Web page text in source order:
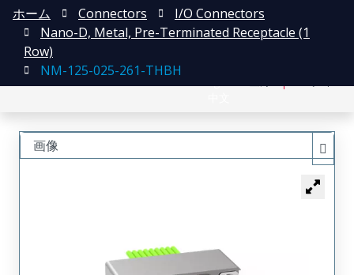
ホーム Connectors
I/O Connectors
Nano-D, Metal, Pre-Terminated Receptacle (1
Row)
NM-125-025-261-THBH
画像